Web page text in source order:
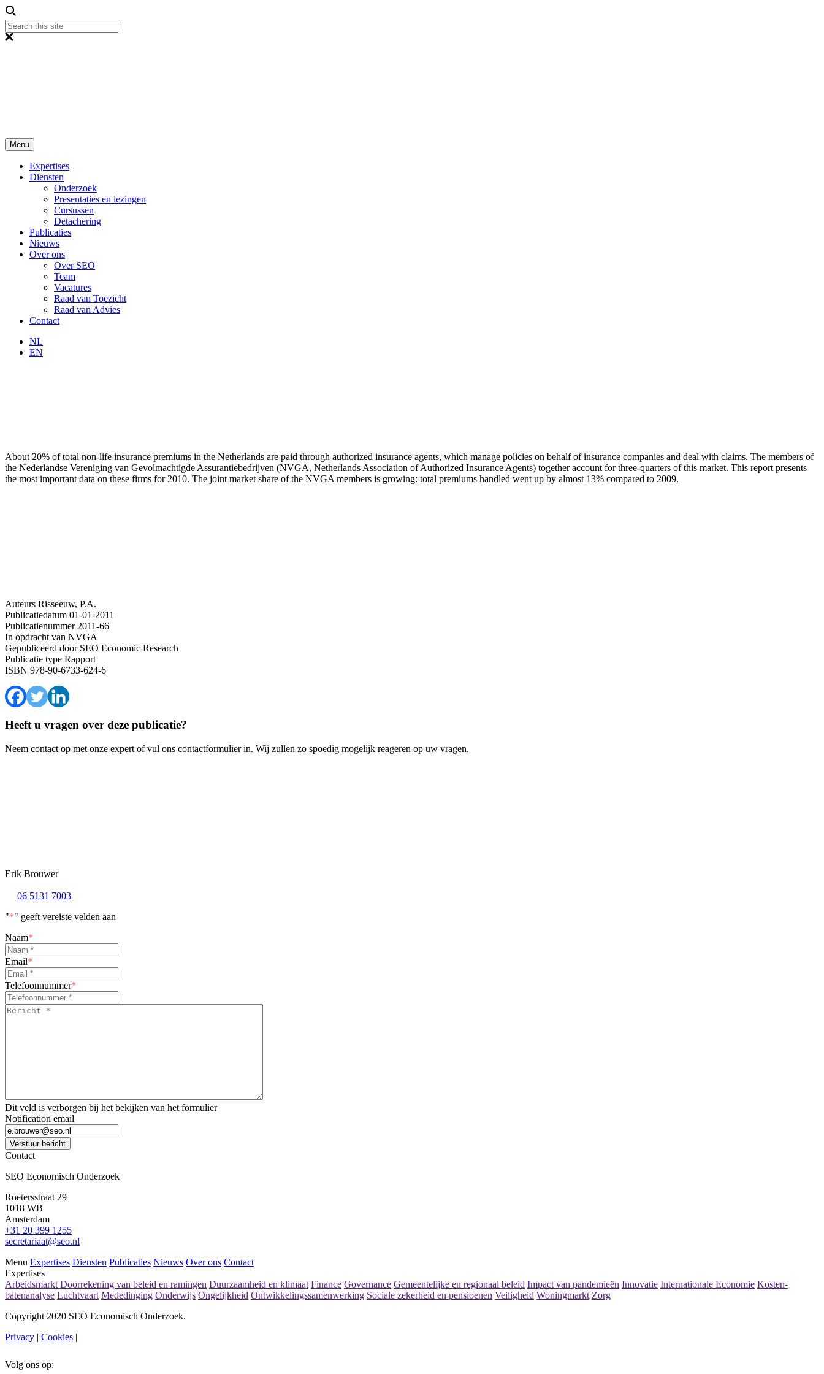
Menu
Expertises
Diensten
Onderzoek
Presentaties en lezingen
Cursussen
Detachering
Publicaties
Nieuws
Over ons
Over SEO
Team
Vacatures
Raad van Toezicht
Raad van Advies
Contact
NL
EN
About 20% of total non-life insurance premiums in the Netherlands are paid through authorized insurance agents, which manage policies on behalf of insurance companies and deal with claims. The members of
the Nederlandse Vereniging van Gevolmachtigde Assurantiebedrijven (NVGA, Netherlands Association of Authorized Insurance Agents) together account for three-quarters of this market. This report presents
the most important data on these firms for 2010. The joint market share of the NVGA members is growing: total premiums handled went up by almost 13% compared to 2009.
Auteurs Risseeuw, P.A.
Publicatiedatum 01-01-2011
Publicatienummer2011-66
In opdracht van NVGA
Gepubliceerd doorSEO Economic Research
Publicatie type Rapport
ISBN 978-90-6733-624-6
Heeft u vragen over deze publicatie?
Neem contact op met onze expert of vul ons contactformulier in. Wij zullen zo spoedig mogelijk reageren op uw vragen.
Erik Brouwer
06 5131 7003
"*" geeft vereiste velden aan
Naam*
Email*
Telefoonnummer*
Bericht
Dit veld is verborgen bij het bekijken van het formulier
Notification email
Verstuur bericht
Contact
SEO Economisch Onderzoek
Roetersstraat 29
1018 WB
Amsterdam
+31 20 399 1255
secretariaat@seo.nl
Menu Expertises Diensten Publicaties Nieuws Over ons Contact
Expertises
Arbeidsmarkt Doorrekening van beleid en ramingen Duurzaamheid en klimaat Finance Governance Gemeentelijke en regionaal beleid Impact van pandemieën Innovatie Internationale Economie Kosten-
batenanalyse Luchtvaart Mededinging Onderwijs Ongelijkheid Ontwikkelingssamenwerking Sociale zekerheid en pensioenen Veiligheid Woningmarkt Zorg
Copyright 2020 SEO Economisch Onderzoek.
Privacy | Cookies |
Volg ons op: